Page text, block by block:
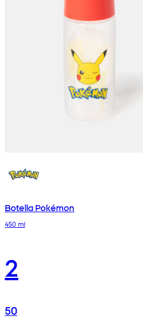
Botella Pokémon
450 ml
2
50